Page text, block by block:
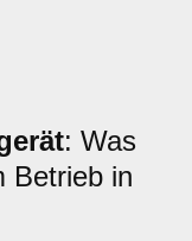
: Was
Betrieb in